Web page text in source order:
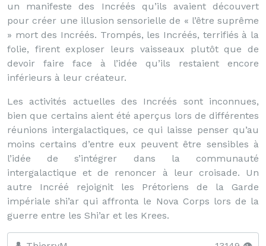
un manifeste des Incréés qu’ils avaient découvert
pour créer une illusion sensorielle de « l’être suprême
» mort des Incréés. Trompés, les Incréés, terrifiés à la
folie, firent exploser leurs vaisseaux plutôt que de
devoir faire face à l’idée qu’ils restaient encore
inférieurs à leur créateur.
Les activités actuelles des Incréés sont inconnues,
bien que certains aient été aperçus lors de différentes
réunions intergalactiques, ce qui laisse penser qu’au
moins certains d’entre eux peuvent être sensibles à
l’idée de s’intégrer dans la communauté
intergalactique et de renoncer à leur croisade. Un
autre Incréé rejoignit les Prétoriens de la Garde
impériale shi’ar qui affronta le Nova Corps lors de la
guerre entre les Shi’ar et les Krees.